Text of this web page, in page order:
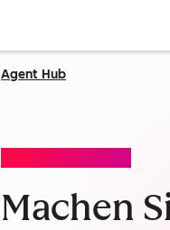
Agent Hub
Machen